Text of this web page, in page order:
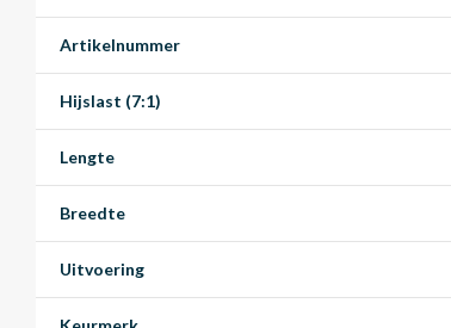
Artikelnummer
Hijslast (7:1)
Lengte
Breedte
Uitvoering